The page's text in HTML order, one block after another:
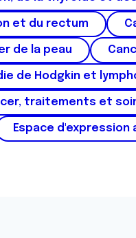
et du rectum
de la peau
de Hodgkin et
traitements et
Espace